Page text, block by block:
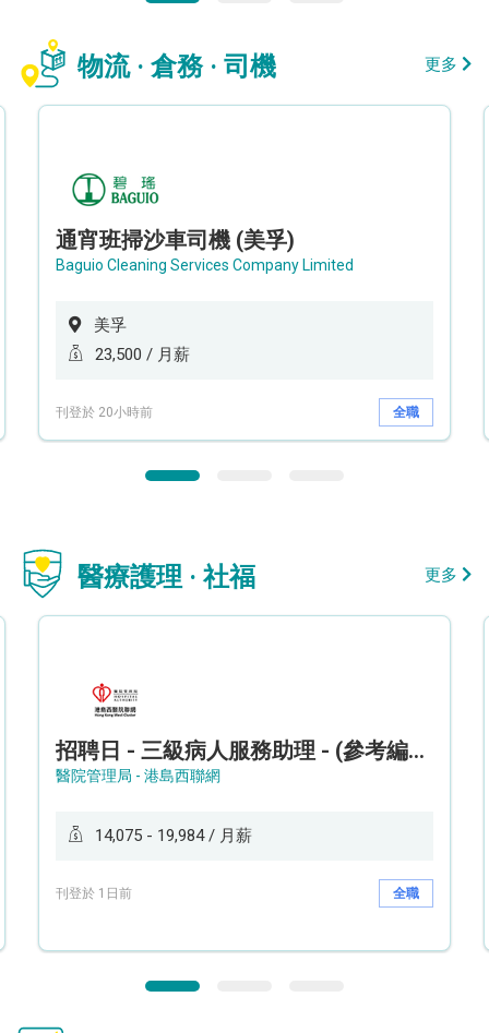
物流 · 倉務 · 司機 更多
通宵班掃沙車司機 (美孚)
Baguio Cleaning Services Company Limited
美孚
23,500 / 月薪
刊登於 20小時前 全職
醫療護理 · 社福 更多
招聘日 - 三級病人服務助理 - (參考編號: HKWCS260107)
醫院管理局 - 港島西聯網
14,075 - 19,984 / 月薪
刊登於 1日前 全職